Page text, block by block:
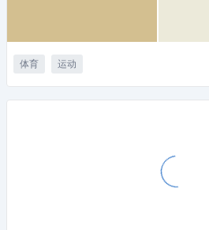
体育 运动